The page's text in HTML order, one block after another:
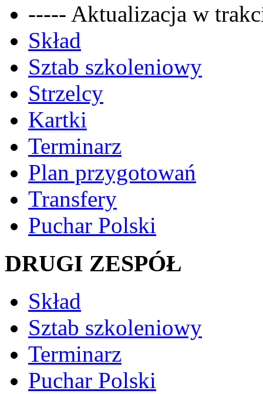
----- Aktualizacja w
Skład
Sztab szkoleniowy
Strzelcy
Kartki
Terminarz
Plan przygotowań
Transfery
Puchar Polski
DRUGI ZESPÓŁ
Skład
Sztab szkoleniowy
Terminarz
Puchar Polski